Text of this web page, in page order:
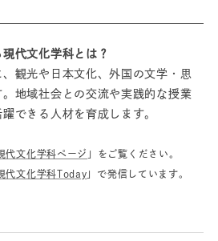
代文化学科とは？
、観光や日本文化、外国の文学・思
地域社会との交流や実践的な授業
できる人材を育成します。
代文化学科ページ 」をご覧ください。
代文化学科Today 」で発信しています。